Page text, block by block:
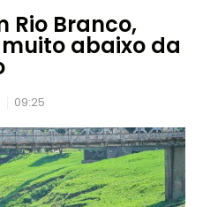
Rio Branco,
abaixo da
09:25